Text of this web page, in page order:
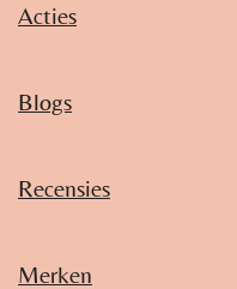
Acties
Blogs
Recensies
Merken